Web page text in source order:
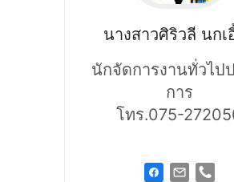
นางสาวศิริวลี นกเ
นักจัดการงานทั่วไป
การ
โทร.075-